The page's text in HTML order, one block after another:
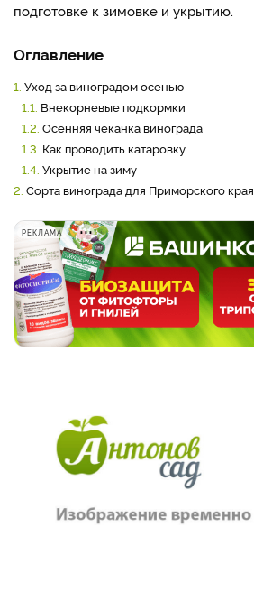
подготовке к зимовке и укрытию.
Оглавление
1. Уход за виноградом осенью
1.1. Внекорневые подкормки
1.2. Осенняя чеканка винограда
1.3. Как проводить катаровку
1.4. Укрытие на зиму
2. Сорта винограда для Приморского края
РЕКЛАМА